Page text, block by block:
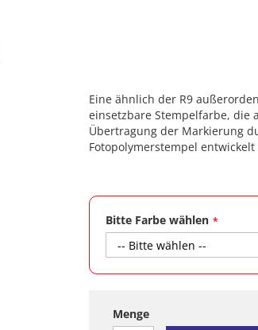
Eine ähnlich der R9
einsetzbare Stempelfarbe, die
Übertragung der Markierung
Fotopolymerstempel
Bitte Farbe wählen
Menge